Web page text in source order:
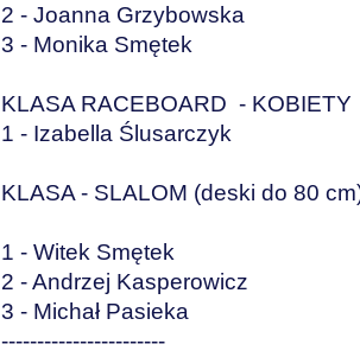
2 - Joanna Grzybowska
3 - Monika Smętek
KLASA RACEBOARD - KOBIETY
1 - Izabella Ślusarczyk
KLASA - SLALOM (deski do 80
1 - Witek Smętek
2 - Andrzej Kasperowicz
3 - Michał Pasieka
-----------------------